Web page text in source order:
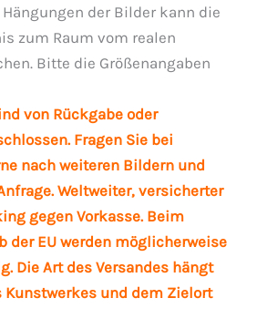
der Bilder kann die
zum Raum vom realen
Bitte die Größenangaben
von Rückgabe oder
Fragen Sie bei
nach weiteren Bildern und
Weltweiter, versicherter
gegen Vorkasse. Beim
der EU werden möglicherweise
Die Art des Versandes hängt
Kunstwerkes und dem Zielort